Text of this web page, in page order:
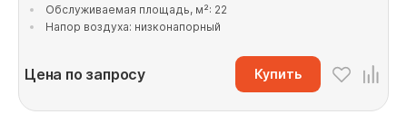
Обслуживаемая площадь, м²: 22
Напор воздуха: низконапорный
Цена по запросу Купить